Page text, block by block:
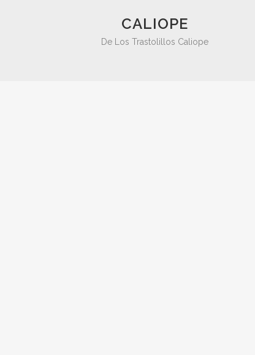
CALIOPE
De Los Trastolillos Caliope